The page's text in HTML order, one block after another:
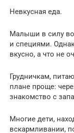
Невкусная еда.
Малыши в силу
и специями.
вкусно, а что не
Грудничкам,
плане проще:
знакомство с
Многие дети,
вскармливании,